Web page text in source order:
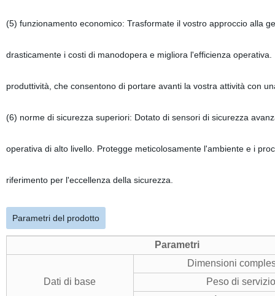
(5) funzionamento economico: Trasformate il vostro approccio alla
drasticamente i costi di manodopera e migliora l'efficienza
produttività, che consentono di portare avanti la vostra attività con
(6) norme di sicurezza superiori: Dotato di sensori di sicurezza
operativa di alto livello. Protegge meticolosamente l'ambiente e i
riferimento per l'eccellenza della sicurezza.
Parametri del prodotto
Parametri
Dati di base
Dimensioni
Peso di servizio